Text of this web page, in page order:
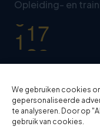
We gebruiken cookies
gepersonaliseerde
te analyseren. Door op
gebruik van cookies.
Opleiding- en
0
1
3
4
3
8
opleidingenop het
logistiek.